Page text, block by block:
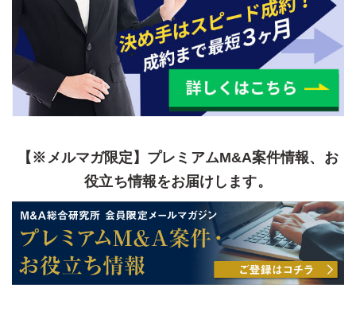
【※メルマガ限定】プレミアムM&A案件情報、お
役立ち情報をお届けします。